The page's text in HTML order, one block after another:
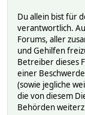
Du allein bist für
verantwortlich.
Forums, aller
und Gehilfen
Betreiber dieses
einer
(sowie jegliche
die von diesem
Behörden